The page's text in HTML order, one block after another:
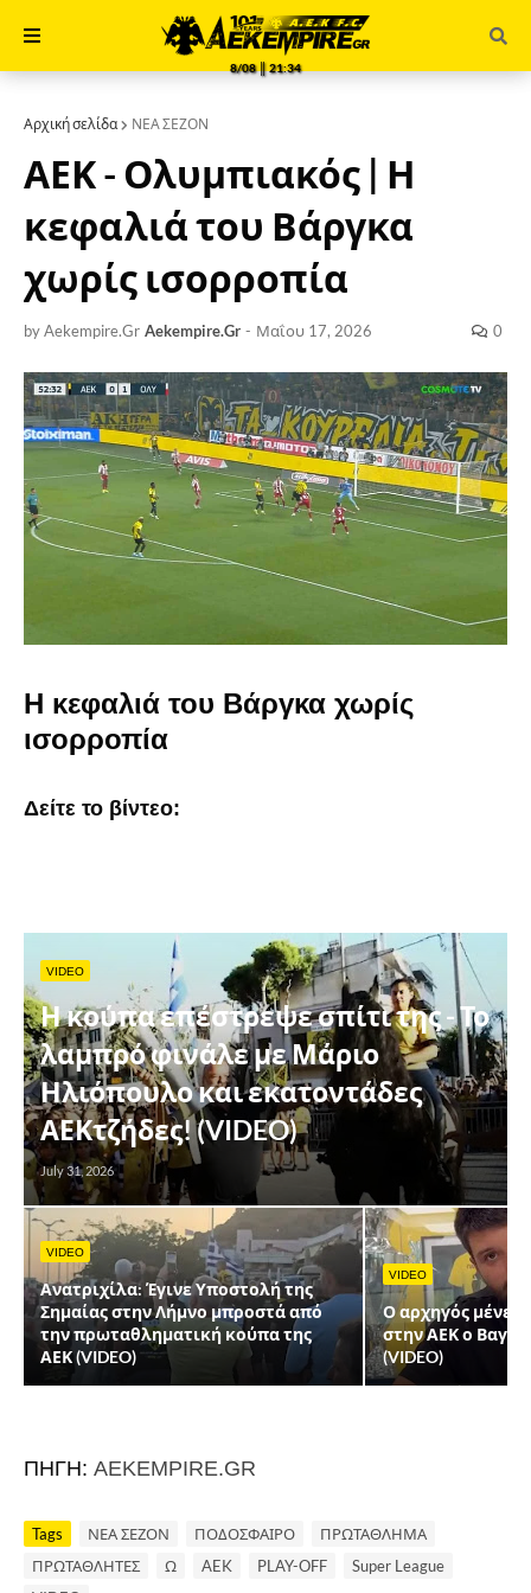
8/08 ║ 21:34
Αρχική σελίδα ΝΕΑ ΣΕΖΟΝ
ΑΕΚ - Ολυμπιακός | Η
κεφαλιά του Βάργκα
χωρίς ισορροπία
by Aekempire.Gr Aekempire.Gr - Μαΐου 17, 2026 0
Η κεφαλιά του Βάργκα χωρίς
ισορροπία
Δείτε το βίντεο:
VIDEO
Η κούπα επέστρεψε σπίτι της - Το
λαμπρό φινάλε με Μάριο
Ηλιόπουλο και εκατοντάδες
ΑΕΚτζήδες! (VIDEO)
July 31, 2026
VIDEO
Ανατριχίλα: Έγινε Υποστολή της
Σημαίας στην Λήμνο μπροστά από
την πρωταθληματική κούπα της
ΑΕΚ (VIDEO)
VIDEO
Ο αρχηγός μένει
στην ΑΕΚ ο
(VIDEO)
ΠΗΓΗ: AEKEMPIRE.GR
Tags ΝΕΑ ΣΕΖΟΝ ΠΟΔΟΣΦΑΙΡΟ
ΠΡΩΤΑΘΛΗΜΑ
ΠΡΩΤΑΘΛΗΤΕΣ
Ω AEK PLAY-OFF
Super League